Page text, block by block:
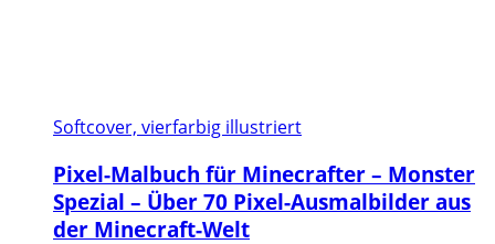
Softcover, vierfarbig illustriert
Pixel-Malbuch für Minecrafter – Monster
Spezial – Über 70 Pixel-Ausmalbilder aus
der Minecraft-Welt